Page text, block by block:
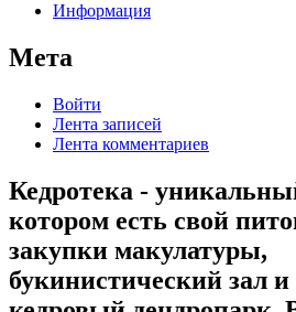
Информация
Мета
Войти
Лента записей
Лента комментариев
Кедротека -
котором есть свой
закупки макулатуры,
букинистический зал